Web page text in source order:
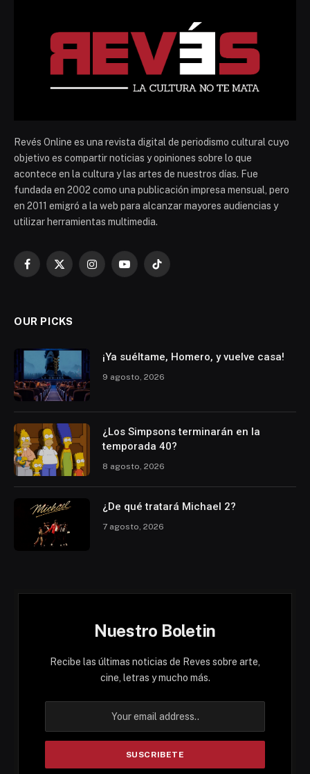
Revés Online es una revista digital de periodismo cultural cuyo
objetivo es compartir noticias y opiniones sobre lo que
acontece en la cultura y las artes de nuestros días. Fue
fundada en 2002 como una publicación impresa mensual, pero
en 2011 emigró a la web para alcanzar mayores audiencias y
utilizar herramientas multimedia.
Facebook
X
InstagramYouTubeTikTok
OUR PICKS
¡Ya suéltame, Homero, y vuelve casa!
9 agosto, 2026
¿Los Simpsons terminarán en la
temporada 40?
8 agosto, 2026
¿De qué tratará Michael 2?
7 agosto, 2026
Nuestro Boletin
Recibe las últimas noticias de Reves sobre arte,
cine, letras y mucho más.